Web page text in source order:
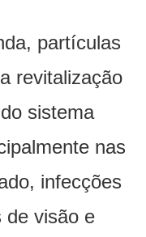
partículas
revitalização
sistema
nas
infecções
de visão e